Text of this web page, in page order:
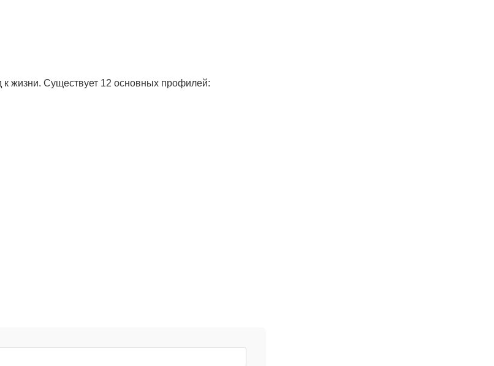
жизни. Существует 12 основных профилей: